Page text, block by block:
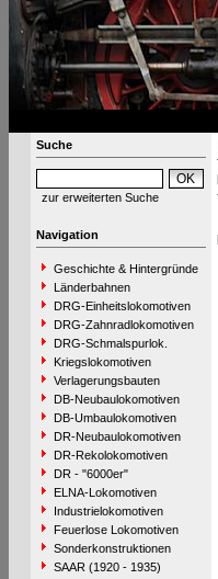
Suche
zur erweiterten Suche
Navigation
Geschichte & Hintergründe
Länderbahnen
DRG-Einheitslokomotiven
DRG-Zahnradlokomotiven
DRG-Schmalspurlok.
Kriegslokomotiven
Verlagerungsbauten
DB-Neubaulokomotiven
DB-Umbaulokomotiven
DR-Neubaulokomotiven
DR-Rekolokomotiven
DR - "6000er"
ELNA-Lokomotiven
Industrielokomotiven
Feuerlose Lokomotiven
Sonderkonstruktionen
SAAR (1920 - 1935)